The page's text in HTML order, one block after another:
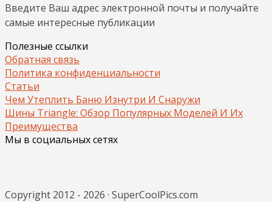
Введите Ваш адрес электронной почты и получайте
самые интересные публикации
Полезные ссылки
Обратная связь
Политика конфиденциальности
Статьи
Чем Утеплить Баню Изнутри И Снаружи
Шины Triangle: Обзор Популярных Моделей И Их
Преимущества
Мы в социальных сетях
Copyright 2012 - 2026 · SuperCoolPics.com